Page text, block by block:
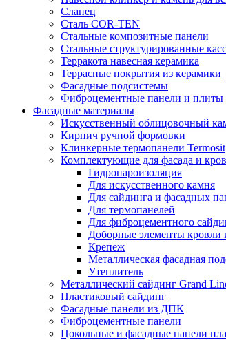
Сланец
Сталь COR-TEN
Стальные композитные панели
Стальные структурированные
Терракота навесная керамика
Террасные покрытия из керамики
Фасадные подсистемы
Фиброцементные панели и плиты
Фасадные материалы
Искусственный облицовочный
Кирпич ручной формовки
Клинкерные термопанели Termosit
Комплектующие для фасада и
Гидропароизоляция
Для искусственного камня
Для сайдинга и фасадных
Для термопанелей
Для фиброцементного
Доборные элементы кровли
Крепеж
Металлическая фасадная
Утеплитель
Металлический сайдинг Grand
Пластиковый сайдинг
Фасадные панели из ДПК
Фиброцементные панели
Цокольные и фасадные панели